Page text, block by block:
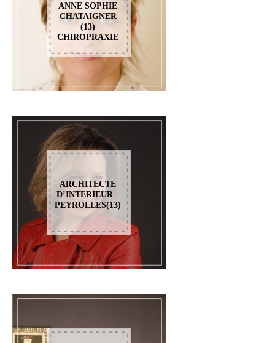
ANNE SOPHIE
CHATAIGNER
(13)
CHIROPRAXIE
ARCHITECTE
D’INTERIEUR –
PEYROLLES(13)